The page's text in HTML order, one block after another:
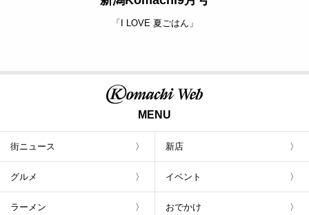
「I LOVE 夏ごはん」
MENU
街ニュース 新店
グルメ イベント
ラーメン おでかけ